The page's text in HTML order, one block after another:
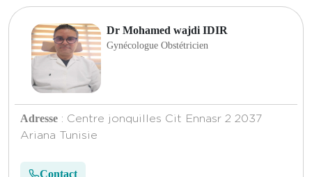
Dr Mohamed wajdi IDIR
Gynécologue Obstétricien
Adresse : Centre jonquilles Cit Ennasr 2 2037
Ariana Tunisie
Contact